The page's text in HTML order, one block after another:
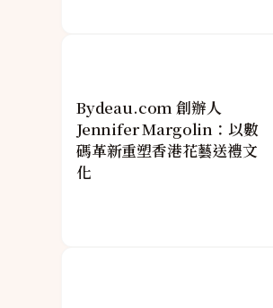
Bydeau.com 創辦人
Jennifer Margolin：以數
碼革新重塑香港花藝送禮文
化